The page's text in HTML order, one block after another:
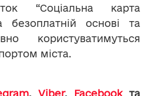
“Соціальна карта
безоплатній основі та
користуватимуться
міста.
, Viber, Facebookта